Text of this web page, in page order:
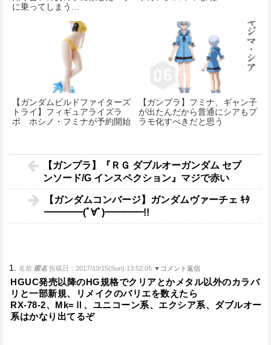
に乗ってしまう…
【ガンダムビルドファイターズ
トライ】フィギュアライズラ
ボ ホシノ・フミナが予約開始
【ガンプラ】フミナ、ギャン子
が出たんだから普通にシアもプ
ラモ化すべきだと思う
【ガンプラ】『ＲＧ ダブルオーガンダム セブ
ンソード/G インスペクション』マジで赤い
【ガンダムコンバージ】ガンダムヴァーチェ ｷﾀ
━━━━(ﾟ∀ﾟ)━━━━!!
1. 名前:匿名 投稿日：2017/10/15(Sun) 13:52:05 ▼コメント返信
HGUC発売以降のHG規格でクリアとかメタル以外のカラバ
リと一部新規、リメイクのバリエを数えたら
RX-78-2、Mk=Ⅱ、ユニコーン系、エクシア系、ダブルオー
系はかなり出てるぞ